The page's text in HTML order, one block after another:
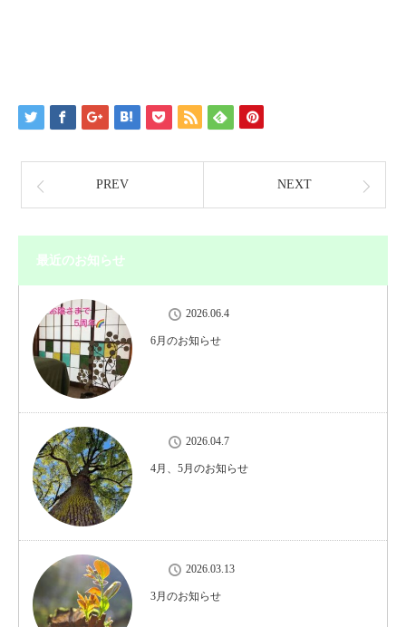
PREV NEXT
最近のお知らせ
2026.06.4
6月のお知らせ
2026.04.7
4月、5月のお知らせ
2026.03.13
3月のお知らせ